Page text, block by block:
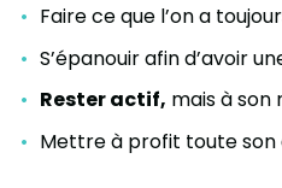
Faire ce que l’on a
S’épanouir afin d’avoir
Rester actif, mais à
Mettre à profit toute son